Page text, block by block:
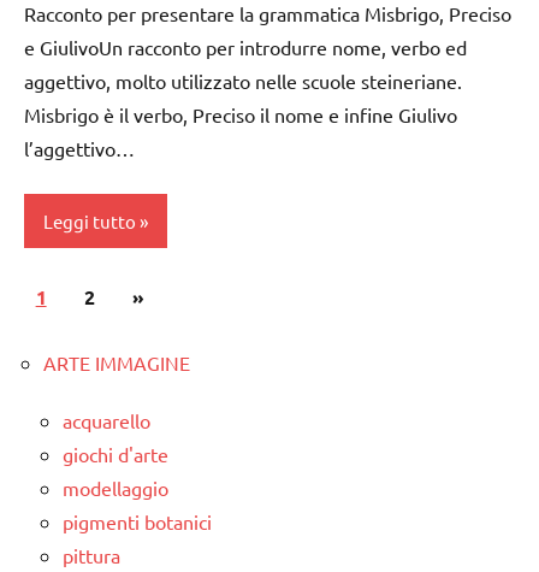
didattico
TUTTI GLI
PER ETA'
6
anni
DOWNLOAD
grammatica
LINGUAGGIO
didattico
TUTTI GLI
ARGOMENTI
PER ETA'
TUTTI GLI
Racconto per presentare la grammatica Misbrigo, Preciso
e GiulivoUn racconto per introdurre nome, verbo ed
aggettivo, molto utilizzato nelle scuole steineriane.
Misbrigo è il verbo, Preciso il nome e infine Giulivo
l’aggettivo…
Leggi tutto
classe
grammatica
grammatica
Waldorf
GUIDA
DIDATTICA
WALDORF
Paginazione
articoli
1 2
Articolo
»
ARTE IMMAGINE
acquarello
giochi d'arte
modellaggio
pigmenti botanici
pittura